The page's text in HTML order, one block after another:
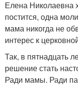
Елена Николаевна
постится, одна
мама никогда не
интерес к
Так, в пятнадцать
решение стать
Ради мамы. Ради